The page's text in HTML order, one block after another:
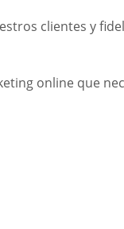
clientes y
online que